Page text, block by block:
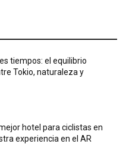
tiempos: el equilibrio
Tokio, naturaleza y
hotel para ciclistas en
experiencia en el AR